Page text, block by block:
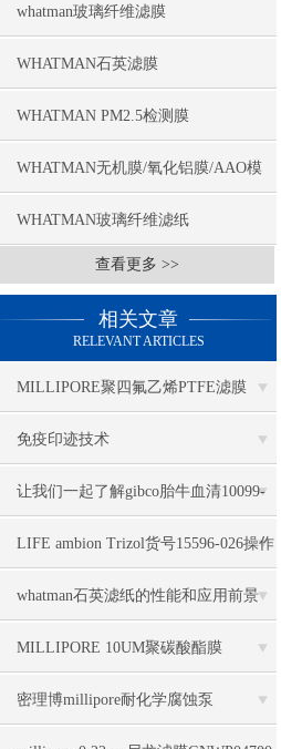
whatman玻璃纤维滤膜
WHATMAN石英滤膜
WHATMAN PM2.5检测膜
WHATMAN无机膜/氧化铝膜/AAO模
板
WHATMAN玻璃纤维滤纸
查看更多 >>
相关文章
RELEVANT ARTICLES
MILLIPORE聚四氟乙烯PTFE滤膜
JVWP04700
免疫印迹技术
让我们一起了解gibco胎牛血清10099-
141中蛋白组成
LIFE ambion Trizol货号15596-026操作
说明书
whatman石英滤纸的性能和应用前景
MILLIPORE 10UM聚碳酸酯膜
TCTP04700几大特点
密理博millipore耐化学腐蚀泵